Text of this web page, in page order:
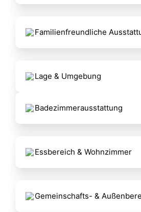
‍Familienfreundliche
Lage & Umgebung
Badezimmerausstattung
Essbereich & Wohnzimmer
Gemeinschafts- &